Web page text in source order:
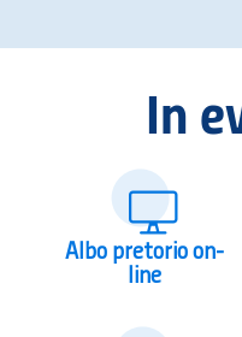
In
Albo pretorio on-
line